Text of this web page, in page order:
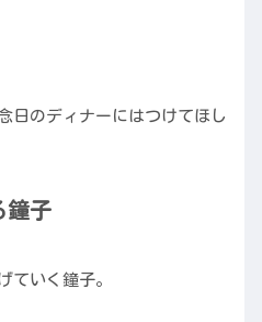
日のディナーにはつけてほし
鐘子
ていく鐘子。